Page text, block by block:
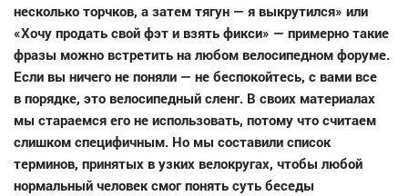
несколько торчков, а затем тягун — я выкрутился» или
«Хочу продать свой фэт и взять фикси» — примерно такие
фразы можно встретить на любом велосипедном форуме.
Если вы ничего не поняли — не беспокойтесь, с вами все
в порядке, это велосипедный сленг. В своих материалах
мы стараемся его не использовать, потому что считаем
слишком специфичным. Но мы составили список
терминов, принятых в узких велокругах, чтобы любой
нормальный человек смог понять суть беседы